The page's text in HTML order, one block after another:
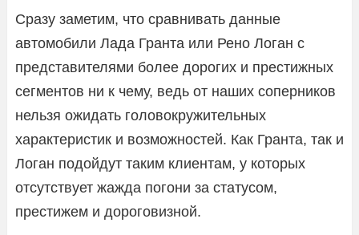
Сразу заметим, что сравнивать данные
автомобили Лада Гранта или Рено Логан с
представителями более дорогих и престижных
сегментов ни к чему, ведь от наших соперников
нельзя ожидать головокружительных
характеристик и возможностей. Как Гранта, так и
Логан подойдут таким клиентам, у которых
отсутствует жажда погони за статусом,
престижем и дороговизной.